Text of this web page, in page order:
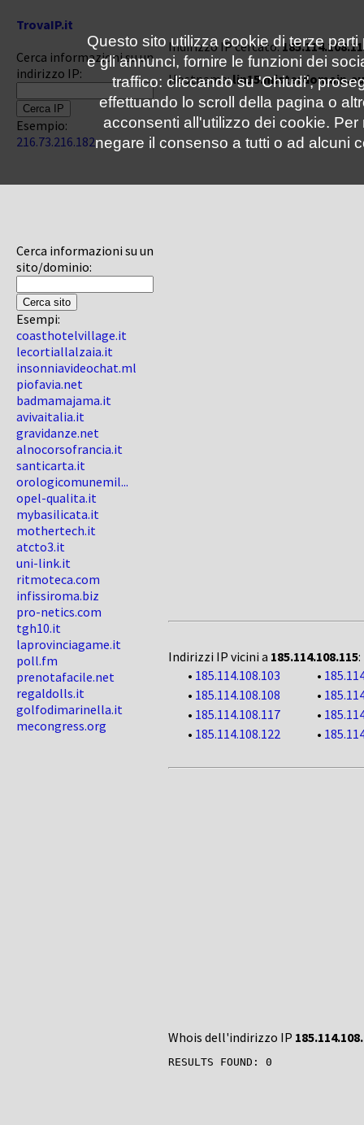
TrovaIP.it
Cerca informazioni su un
indirizzo IP:
Esempio:
216.73.216.182
Cerca informazioni su un
sito/dominio:
Esempi:
coasthotelvillage.it
lecortiallalzaia.it
insonniavideochat.ml
piofavia.net
badmamajama.it
avivaitalia.it
gravidanze.net
alnocorsofrancia.it
santicarta.it
orologicomunemil...
opel-qualita.it
mybasilicata.it
mothertech.it
atcto3.it
uni-link.it
ritmoteca.com
infissiroma.biz
pro-netics.com
tgh10.it
laprovinciagame.it
poll.fm
prenotafacile.net
regaldolls.it
golfodimarinella.it
mecongress.org
Indirizzo IP cercato:
Hostname:lin15.misterdomain.eu
Indirizzi IP vicini a 185.114.108.115:
• 185.114.108.103 •
• 185.114.108.108 •
• 185.114.108.117 •
• 185.114.108.122 •
Whois dell'indirizzo IP
Questo sito utilizza cookie di terze
e gli annunci, fornire le funzioni dei
traffico: cliccando su 'Chiudi',
effettuando lo scroll della pagina o
acconsenti all'utilizzo dei cookie.
negare il consenso a tutti o ad alcuni